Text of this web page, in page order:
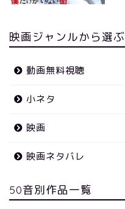
映画ジャンルから選ぶ
動画無料視聴
小ネタ
映画
映画ネタバレ
50音別作品一覧